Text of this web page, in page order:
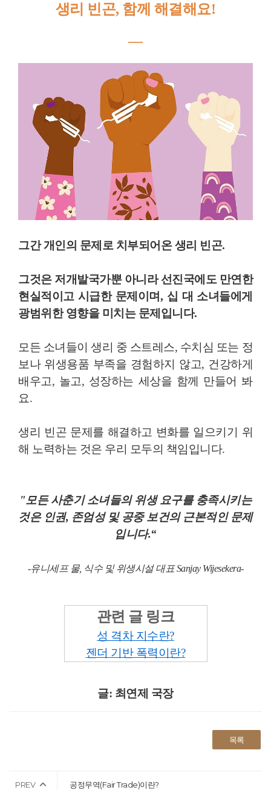
생리 빈곤, 함께 해결해요!
―
그간 개인의 문제로 치부되어온 생리 빈곤.
그것은 저개발국가뿐 아니라 선진국에도 만연한
현실적이고 시급한 문제이며, 십 대 소녀들에게
광범위한 영향을 미치는 문제입니다.
모든 소녀들이 생리 중 스트레스, 수치심 또는 정
보나 위생용품 부족을 경험하지 않고, 건강하게
배우고, 놀고, 성장하는 세상을 함께 만들어 봐
요.
생리 빈곤 문제를 해결하고 변화를 일으키기 위
해 노력하는 것은 우리 모두의 책임입니다.
"모든 사춘기 소녀들의 위생 요구를 충족시키는
것은 인권, 존엄성 및 공중 보건의 근본적인 문제
입니다.“
-유니세프 물, 식수 및 위생시설 대표 Sanjay Wijesekera-
관련 글 링크
성 격차 지수란?
젠더 기반 폭력이란?
글: 최연제 국장
목록
PREV 공정무역(Fair Trade)이란?